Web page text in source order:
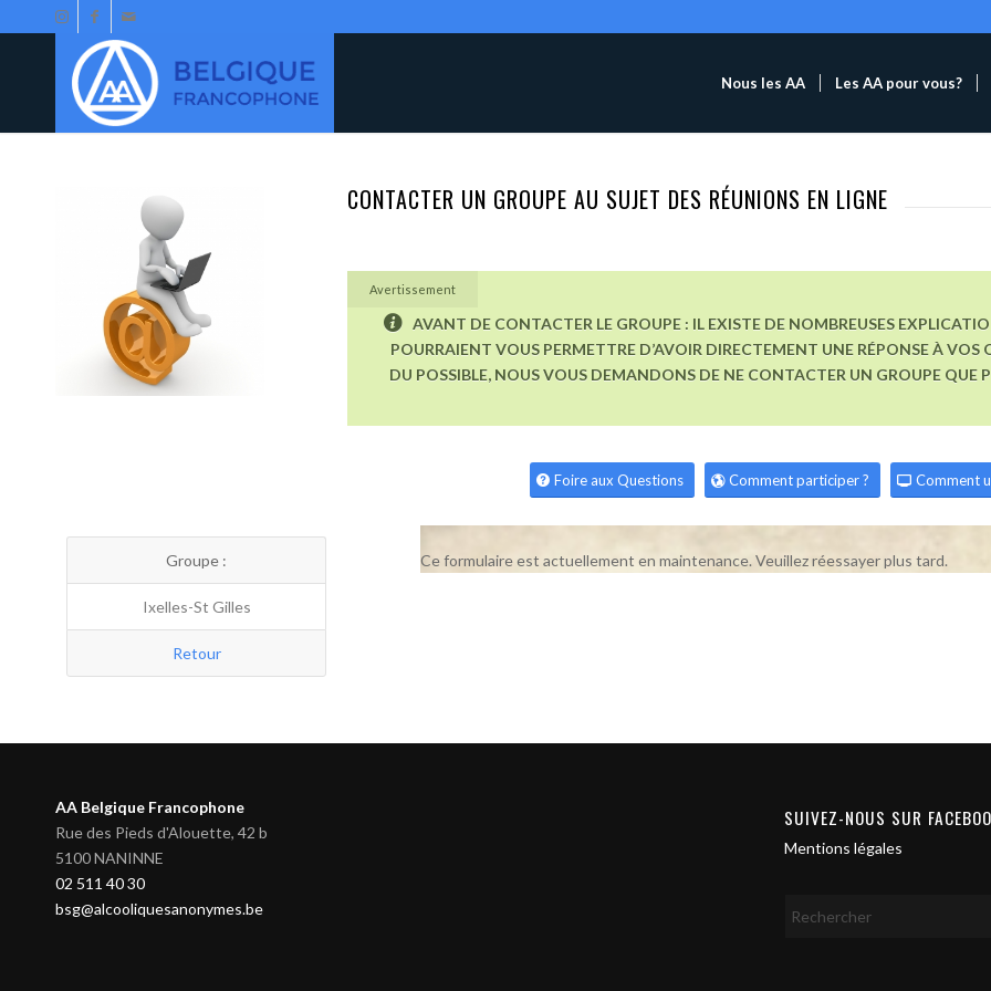
Nous les AA Les AA pour vous?
CONTACTER UN GROUPE AU SUJET DES RÉUNIONS EN LIGNE
Avertissement
AVANT DE CONTACTER LE GROUPE : IL EXISTE DE NOMBREUSES
POURRAIENT VOUS PERMETTRE D’AVOIR DIRECTEMENT UNE RÉPONSE À VOS
DU POSSIBLE, NOUS VOUS DEMANDONS DE NE CONTACTER UN GROUPE QUE
Foire aux Questions Comment participer ? Comment
Groupe :
Ixelles-St Gilles
Retour
Ce formulaire est actuellement en maintenance. Veuillez réessayer plus tard.
AA Belgique Francophone
Rue des Pieds d'Alouette, 42 b
5100 NANINNE
02 511 40 30
bsg@alcooliquesanonymes.be
SUIVEZ-NOUS SUR
Mentions légales